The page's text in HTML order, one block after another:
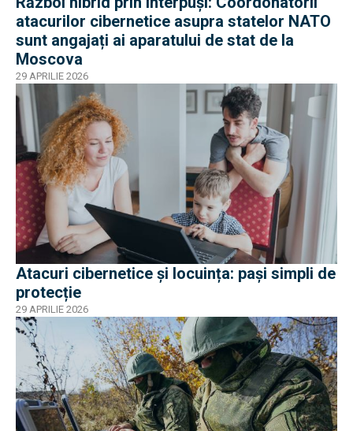
atacurilor cibernetice asupra statelor NATO
sunt angajați ai aparatului de stat de la
Moscova
29 APRILIE 2026
Atacuri cibernetice și locuința: pași simpli de
protecție
29 APRILIE 2026